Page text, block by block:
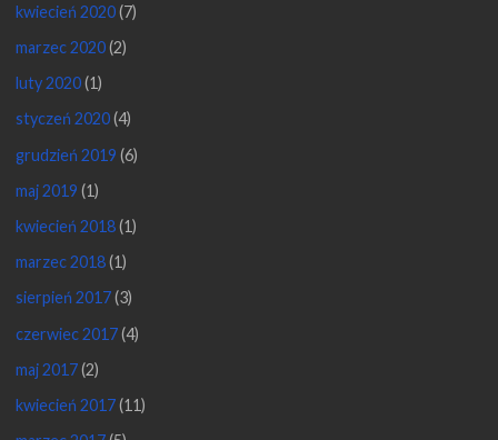
kwiecień 2020(7)
marzec 2020(2)
luty 2020(1)
styczeń 2020(4)
grudzień 2019 (6)
maj 2019 (1)
kwiecień 2018(1)
marzec 2018(1)
sierpień 2017(3)
czerwiec 2017(4)
maj 2017(2)
kwiecień 2017(11)